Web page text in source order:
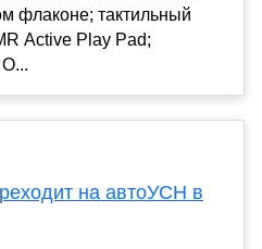
флаконе; тактильный
Active Play Pad;
на автоУСН в